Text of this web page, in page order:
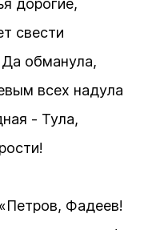
дорогие,
свести
обманула,
всех надула
- Тула,
Фадеев!